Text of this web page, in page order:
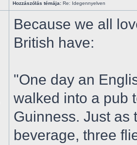
Hozzászólás témája: Re: Idegennyelven
Because we all
British have:
"One day an
walked into a pub
Guinness. Just as
beverage, three